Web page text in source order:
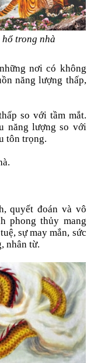
trong nhà
nơi có không
năng lượng thấp,
so với tầm mắt.
năng lượng so với
tôn trọng.
quyết đoán và vô
phong thủy mang
sự may mắn, sức
nhân từ.